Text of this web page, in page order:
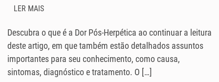
LER MAIS
Descubra o que é a Dor Pós-Herpética ao continuar a leitura
deste artigo, em que também estão detalhados assuntos
importantes para seu conhecimento, como causa,
sintomas, diagnóstico e tratamento. O […]